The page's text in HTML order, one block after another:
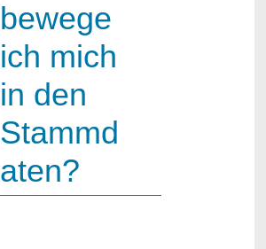
bewege
ich mich
in den
Stammd
aten?